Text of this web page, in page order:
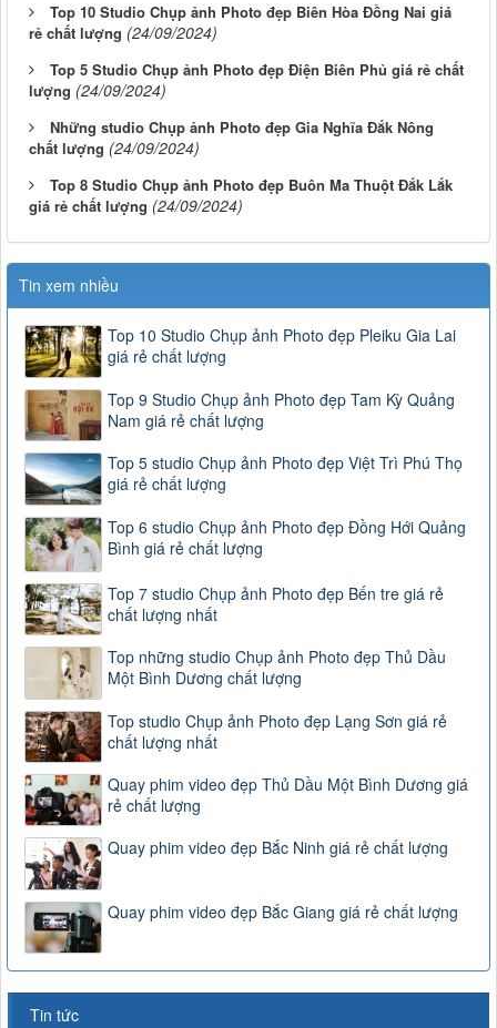
Top 10 Studio Chụp ảnh Photo đẹp Biên Hòa Đồng Nai giá
rẻ chất lượng (24/09/2024)
Top 5 Studio Chụp ảnh Photo đẹp Điện Biên Phủ giá rẻ chất
lượng (24/09/2024)
Những studio Chụp ảnh Photo đẹp Gia Nghĩa Đắk Nông
chất lượng (24/09/2024)
Top 8 Studio Chụp ảnh Photo đẹp Buôn Ma Thuột Đắk Lắk
giá rẻ chất lượng (24/09/2024)
Tin xem nhiều
Top 10 Studio Chụp ảnh Photo đẹp Pleiku Gia Lai
giá rẻ chất lượng
Top 9 Studio Chụp ảnh Photo đẹp Tam Kỳ Quảng
Nam giá rẻ chất lượng
Top 5 studio Chụp ảnh Photo đẹp Việt Trì Phú Thọ
giá rẻ chất lượng
Top 6 studio Chụp ảnh Photo đẹp Đồng Hới Quảng
Bình giá rẻ chất lượng
Top 7 studio Chụp ảnh Photo đẹp Bến tre giá rẻ
chất lượng nhất
Top những studio Chụp ảnh Photo đẹp Thủ Dầu
Một Bình Dương chất lượng
Top studio Chụp ảnh Photo đẹp Lạng Sơn giá rẻ
chất lượng nhất
Quay phim video đẹp Thủ Dầu Một Bình Dương giá
rẻ chất lượng
Quay phim video đẹp Bắc Ninh giá rẻ chất lượng
Quay phim video đẹp Bắc Giang giá rẻ chất lượng
Tin tức